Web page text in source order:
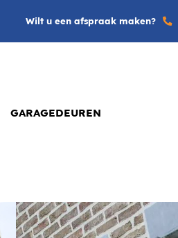
Wilt u een afspraak maken?
GARAGEDEUREN